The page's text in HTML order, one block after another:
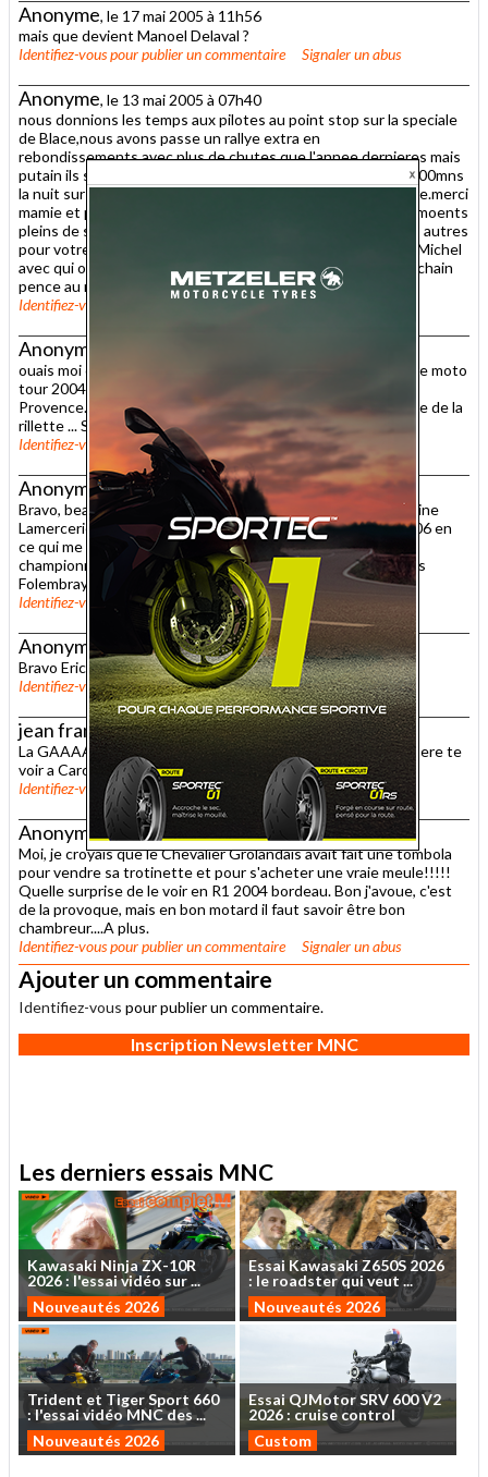
Anonyme, le 17 mai 2005 à 11h56
mais que devient Manoel Delaval ?
Identifiez-vouspour publier un commentaire Signaler un abus
Anonyme, le 13 mai 2005 à 07h40
nous donnions les temps aux pilotes au point stop sur la speciale
de Blace,nous avons passe un rallye extra en
rebondissements,avec plus de chutes que l'annee dernieres mais
putain ils sont trop balaisent,3,5kms en 1'44 sur le sec et 2,00mns
la nuit sur le mouille.vivement l'annee prochaine meme heure.merci
mamie et papy mathieu pour me permettre de vivre ces momoents
pleins de souvenirs inoubliables et bravo et merci a tous les autres
pour votre acceuil et votre participation .un petit coucou a Michel
avec qui on s'est bien caille les couilles cette annee l'an prochain
pence au rechau je pence au kf.
Identifiez-vous
pour publier un commentaire Signaler un abus
Anonyme
ouais moi ce que je constate c'est que le Sergei : il a gagné le moto
tour 2004 : départ au champagne et arrivée au rosé de
Provence...il gagne dans le Beaujopif par contre pour le rallye de la
rillette ... Sergei : y a pas de vigne dans l'ile de Man !!!
Identifiez-vous
pour publier un commentaire Signaler un abus
Anonyme, le 11 mai 2005 à 14h41
Bravo, beau reportage en effet, il y à de tout et surtout Janine
Lamercerie cheville ouvrière du CMB..... Rendez vous en 2006 en
ce qui me concerne.....Pour un des plus beaux rallye du
championnat. Mais le Chevalier y passera pas à Carole....Mais
Folembray, Croix en Ternois et au Paul Ricard.....
Identifiez-vous pour publier un commentaire Signaler un abus
Anonyme, le 11 mai 2005 à 08h45
Bravo Eric, jolie article Nous les Rallyemen te remercions.
Identifiez-vouspour publier un commentaire Signaler un abus
jean francois boyard, le 11 mai 2005 à 08h29
La GAAAAAAAAGNE ! ! ! ! ! A donf messire chevalier. J'éspere te
voir a Carole pour le MotoTour .
Identifiez-vouspour publier un commentaire Signaler un abus
Anonyme, le 10 mai 2005 à 19h17
Moi, je croyais que le Chevalier Grolandais avait fait une tombola
pour vendre sa trotinette et pour s'acheter une vraie meule!!!!!
Quelle surprise de le voir en R1 2004 bordeau. Bon j'avoue, c'est
de la provoque, mais en bon motard il faut savoir être bon
chambreur....A plus.
Identifiez-vouspour publier un commentaire Signaler un abus
Ajouter un commentaire
Identifiez-vous pour publier un commentaire.
Inscription Newsletter MNC
Les derniers essais MNC
Kawasaki NinjaZX-10R
2026: l'essaividéo sur...
Nouveautés 2026
Essai KawasakiZ650S 2026
: le roadsterquiveut ...
Nouveautés 2026
Trident et TigerSport 660
: l'essaividéoMNCdes...
Nouveautés 2026
EssaiQJMotorSRV 600V2
2026 : cruise control
Custom